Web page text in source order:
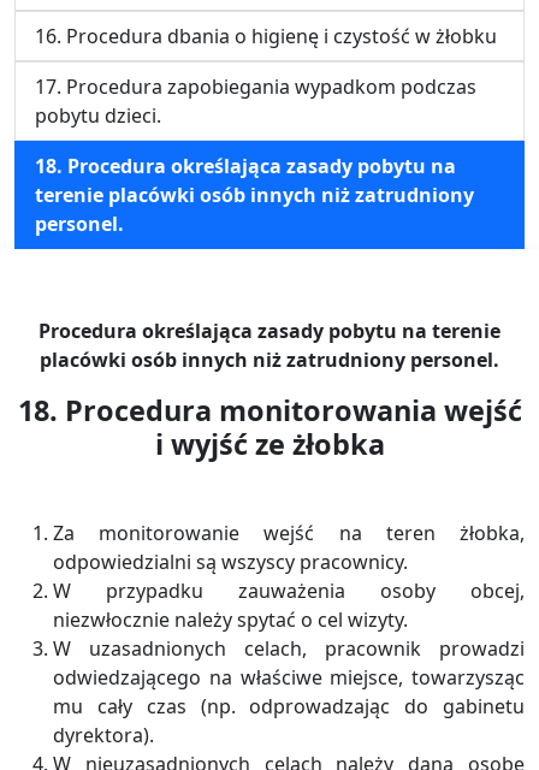
16. Procedura dbania o higienę i czystość w żłobku
17. Procedura zapobiegania wypadkom podczas
pobytu dzieci.
18. Procedura określająca zasady pobytu na
terenie placówki osób innych niż zatrudniony
personel.
Procedura określająca zasady pobytu na terenie
placówki osób innych niż zatrudniony personel.
18. Procedura monitorowania wejść
i wyjść ze żłobka
Za monitorowanie wejść na teren żłobka,
odpowiedzialni są wszyscy pracownicy.
W przypadku zauważenia osoby obcej,
niezwłocznie należy spytać o cel wizyty.
W uzasadnionych celach, pracownik prowadzi
odwiedzającego na właściwe miejsce, towarzysząc
mu cały czas (np. odprowadzając do gabinetu
dyrektora).
W nieuzasadnionych celach należy daną osobę